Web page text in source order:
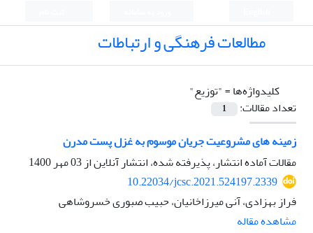
مطالعات فرهنگی و ارتباطات
کلیدواژه‌ها ="توزیع"
تعداد مقالات:
1
زمینه های مشروعیت جریان موسوم به غزل پست مدرن
مقالات آماده انتشار، پذیرفته شده، انتشار آنلاین از03 مهر 1400
10.22034/jcsc.2021.524197.2339
فراز بهزادی، آنی میرزاخانیان، حبیب صبوری خسروشاهی
مشاهده مقاله